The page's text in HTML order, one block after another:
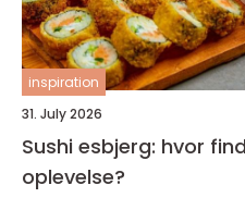
inspiration
31. July 2026
Sushi esbjerg: hvor
oplevelse?